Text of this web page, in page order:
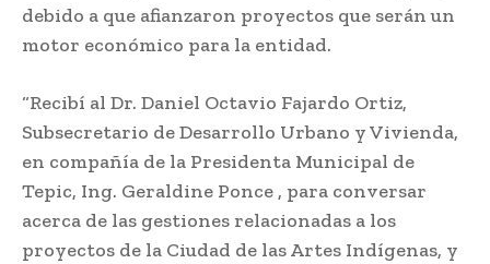
debido a que afianzaron proyectos que serán un
motor económico para la entidad.
“Recibí al Dr. Daniel Octavio Fajardo Ortiz,
Subsecretario de Desarrollo Urbano y Vivienda,
en compañía de la Presidenta Municipal de
Tepic, Ing. Geraldine Ponce , para conversar
acerca de las gestiones relacionadas a los
proyectos de la Ciudad de las Artes Indígenas, y